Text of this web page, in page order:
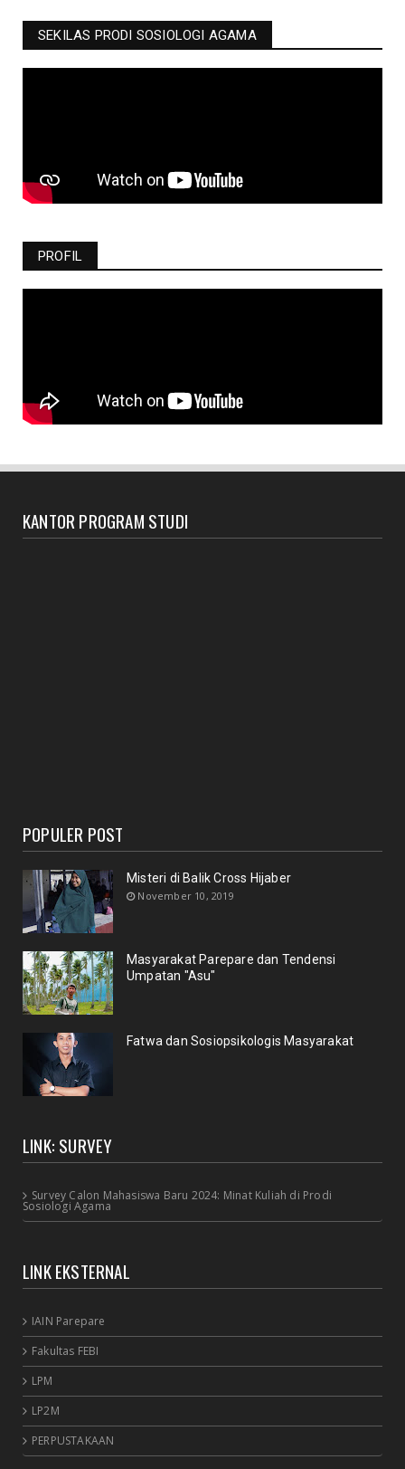
SEKILAS PRODI SOSIOLOGI AGAMA
PROFIL
KANTOR PROGRAM STUDI
POPULER POST
Misteri di Balik Cross Hijaber
November 10, 2019
Masyarakat Parepare dan Tendensi
Umpatan "Asu"
Fatwa dan Sosiopsikologis Masyarakat
LINK: SURVEY
Survey Calon Mahasiswa Baru 2024: Minat Kuliah di Prodi
Sosiologi Agama
LINK EKSTERNAL
IAIN Parepare
Fakultas FEBI
LPM
LP2M
PERPUSTAKAAN